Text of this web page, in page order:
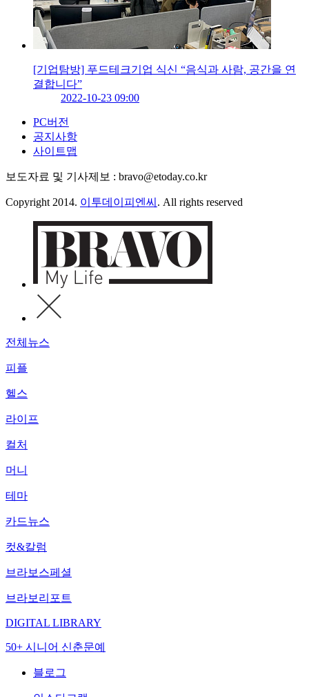
[기업탐방] 푸드테크기업 식신 “음식과 사람, 공간을 연
결합니다”
2022-10-23 09:00
PC버전
공지사항
사이트맵
보도자료 및 기사제보 : bravo@etoday.co.kr
Copyright 2014. 이투데이피엔씨 . All rights reserved
전체뉴스
피플
헬스
라이프
컬처
머니
테마
카드뉴스
컷&칼럼
브라보스페셜
브라보리포트
DIGITAL LIBRARY
50+ 시니어 신춘문예
블로그